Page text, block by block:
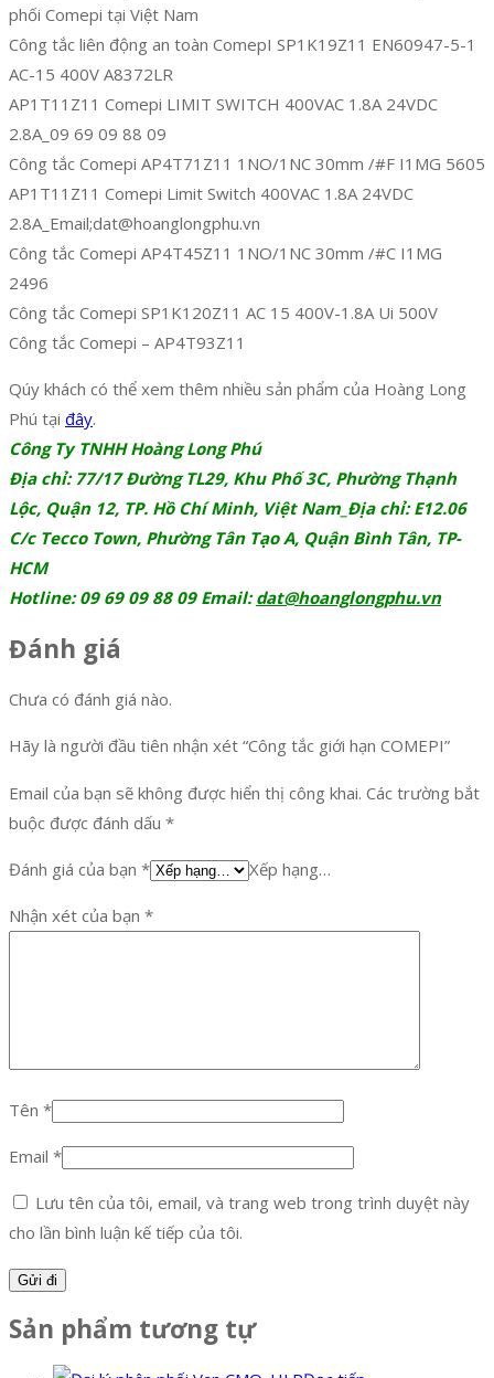
phối Comepi tại Việt Nam
Công tắc liên động an toàn ComepI SP1K19Z11 EN60947-5-1
AC-15 400V A8372LR
AP1T11Z11 Comepi LIMIT SWITCH 400VAC 1.8A 24VDC
2.8A_09 69 09 88 09
Công tắc Comepi AP4T71Z11 1NO/1NC 30mm /#F I1MG 5605
AP1T11Z11 Comepi Limit Switch 400VAC 1.8A 24VDC
2.8A_Email;dat@hoanglongphu.vn
Công tắc Comepi AP4T45Z11 1NO/1NC 30mm /#C I1MG
2496
Công tắc Comepi SP1K120Z11 AC 15 400V-1.8A Ui 500V
Công tắc Comepi – AP4T93Z11
Qúy khách có thể xem thêm nhiều sản phẩm của Hoàng Long
Phú tại đây.
Công Ty TNHH Hoàng Long Phú
Địa chỉ: 77/17 Đường TL29, Khu Phố 3C, Phường Thạnh
Lộc, Quận 12, TP. Hồ Chí Minh, Việt Nam_Địa chỉ: E12.06
C/c Tecco Town, Phường Tân Tạo A, Quận Bình Tân, TP-
HCM
Hotline: 09 69 09 88 09 Email:dat@hoanglongphu.vn
Đánh giá
Chưa có đánh giá nào.
Hãy là người đầu tiên nhận xét “Công tắc giới hạn COMEPI”
Email của bạn sẽ không được hiển thị công khai. Các trường bắt
buộc được đánh dấu *
Đánh giá của bạn * Xếp hạng…
Nhận xét của bạn *
Tên *
Email *
Lưu tên của tôi, email, và trang web trong trình duyệt này
cho lần bình luận kế tiếp của tôi.
Sản phẩm tương tự